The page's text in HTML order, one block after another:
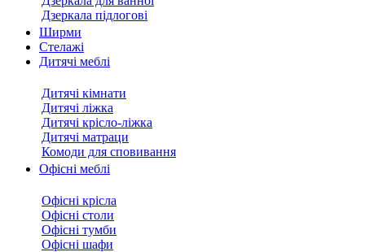
Дзеркала підлогові
Ширми
Стелажі
Дитячі меблі
Дитячі кімнати
Дитячі ліжка
Дитячі крісло-ліжка
Дитячі матраци
Комоди для сповивання
Офісні меблі
Офісні крісла
Офісні столи
Офісні тумби
Офісні шафи